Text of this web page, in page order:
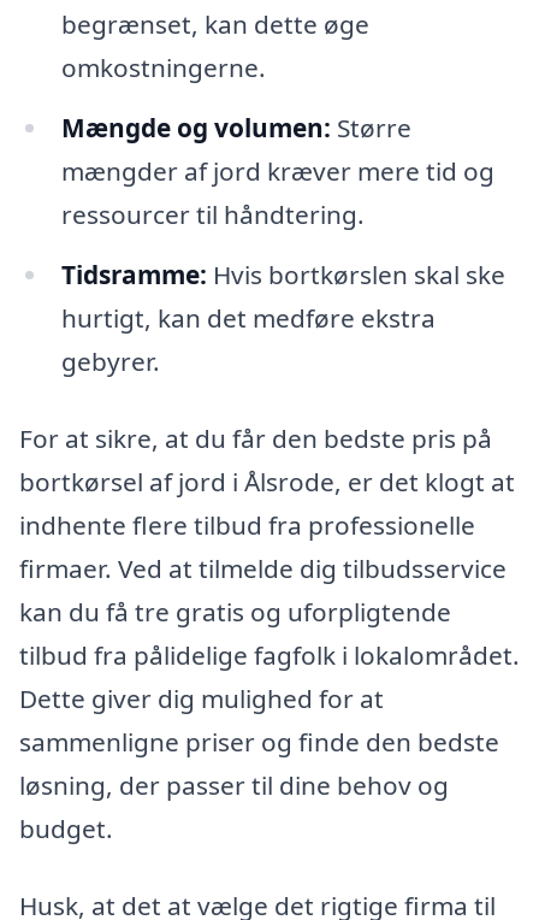
begrænset, kan dette øge
omkostningerne.
Mængde og volumen: Større
mængder af jord kræver mere tid og
ressourcer til håndtering.
Tidsramme: Hvis bortkørslen skal ske
hurtigt, kan det medføre ekstra
gebyrer.
For at sikre, at du får den bedste pris på
bortkørsel af jord i Ålsrode, er det klogt at
indhente flere tilbud fra professionelle
firmaer. Ved at tilmelde dig tilbudsservice
kan du få tre gratis og uforpligtende
tilbud fra pålidelige fagfolk i lokalområdet.
Dette giver dig mulighed for at
sammenligne priser og finde den bedste
løsning, der passer til dine behov og
budget.
Husk, at det at vælge det rigtige firma til